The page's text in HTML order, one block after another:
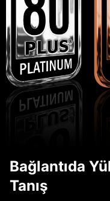
Bağlantıda
Tanış